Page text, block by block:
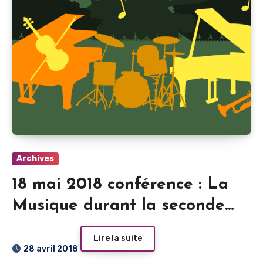
Archives
18 mai 2018 conférence : La
Musique durant la seconde
guerre mondiale
28 avril 2018
Lire la suite